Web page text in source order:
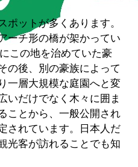
ットが多くあります。
ーチ形の橋が架かってい
この地を治めていた豪
の後、別の豪族によって
一層大規模な庭園へと変
いだけでなく木々に囲ま
ことから、一般公開され
されています。日本人だ
光客が訪れることでも知